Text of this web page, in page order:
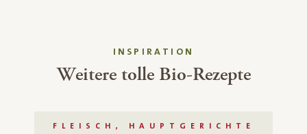
INSPIRATION
Weitere tolle Bio-Rezepte
FLEISCH, HAUPTGERICHTE